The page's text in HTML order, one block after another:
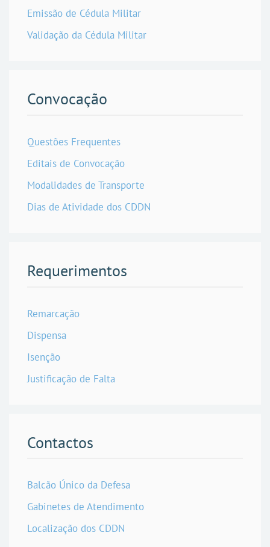
Emissão de Cédula Militar
Validação da Cédula Militar
Convocação
Questões Frequentes
Editais de Convocação
Modalidades de Transporte
Dias de Atividade dos CDDN
Requerimentos
Remarcação
Dispensa
Isenção
Justificação de Falta
Contactos
Balcão Único da Defesa
Gabinetes de Atendimento
Localização dos CDDN